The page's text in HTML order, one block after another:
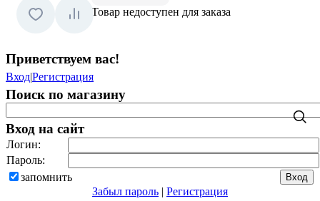
Товар недоступен для заказа
Приветствуем вас!
Вход|Регистрация
Поиск по магазину
Вход на сайт
Логин:
Пароль:
запомнить
Забыл пароль | Регистрация